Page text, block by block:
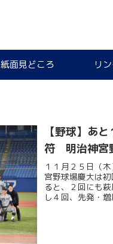
紙面見どころ リ
【野球】あ
符 明治神宮
１１月２５日（
宮野球場慶大は
ると、２回にも
し４回、先発・